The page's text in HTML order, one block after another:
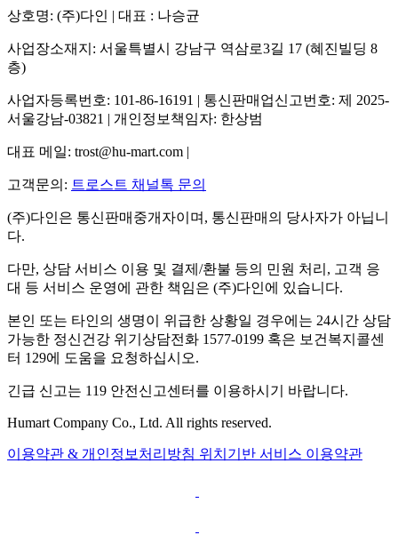
상호명: (주)다인 | 대표 : 나승균
사업장소재지: 서울특별시 강남구 역삼로3길 17 (혜진빌딩 8
층)
사업자등록번호: 101-86-16191 | 통신판매업신고번호: 제 2025-
서울강남-03821 | 개인정보책임자: 한상범
대표 메일: trost@hu-mart.com |
고객문의: 트로스트 채널톡 문의
(주)다인은 통신판매중개자이며, 통신판매의 당사자가 아닙니
다.
다만, 상담 서비스 이용 및 결제/환불 등의 민원 처리, 고객 응
대 등 서비스 운영에 관한 책임은 (주)다인에 있습니다.
본인 또는 타인의 생명이 위급한 상황일 경우에는 24시간 상담
가능한 정신건강 위기상담전화 1577-0199 혹은 보건복지콜센
터 129에 도움을 요청하십시오.
긴급 신고는 119 안전신고센터를 이용하시기 바랍니다.
Humart Company Co., Ltd. All rights reserved.
이용약관 & 개인정보처리방침 위치기반 서비스 이용약관